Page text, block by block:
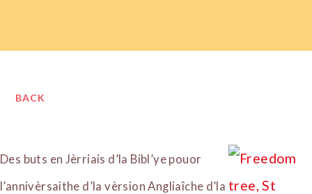
BACK
Des buts en Jèrriais d’la Bibl’ye pouor
l’annivèrsaithe d’la vèrsion Angliaîche d’la